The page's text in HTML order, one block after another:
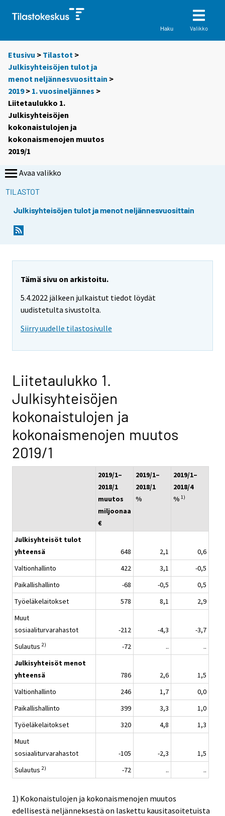
Haku Valikko
Etusivu > Tilastot >
Julkisyhteisöjen tulot ja
menot neljännesvuosittain >
2019> 1. vuosineljännes >
Liitetaulukko 1.
Julkisyhteisöjen
kokonaistulojen ja
kokonaismenojen muutos
2019/1
Avaa valikko
TILASTOT
Julkisyhteisöjen tulot ja menot neljännesvuosittain
Tämä sivu on arkistoitu.
5.4.2022 jälkeen julkaistut tiedot löydät
uudistetulta sivustolta.
Siirry uudelle tilastosivulle
Liitetaulukko 1.
Julkisyhteisöjen
kokonaistulojen ja
kokonaismenojen muutos
2019/1
2019/1–
2018/1
muutos
miljoonaa
€
2019/1–
2018/1
%
2019/1–
2018/4
% 1)
Julkisyhteisöt tulot
yhteensä
648 2,1
0,6
Valtionhallinto
422 3,1
-0,5
Paikallishallinto
-68 -0,5
0,5
Työeläkelaitokset
578 8,1
2,9
Muut
sosiaaliturvarahastot
-212 -4,3
-3,7
Sulautus 2) -72 ..
..
Julkisyhteisöt menot
yhteensä
786 2,6
1,5
Valtionhallinto
246 1,7
0,0
Paikallishallinto
399 3,3
1,0
Työeläkelaitokset
320 4,8
1,3
Muut
sosiaaliturvarahastot
-105 -2,3
1,5
Sulautus 2) -72 .. ..
1) Kokonaistulojen ja kokonaismenojen muutos
edellisestä neljänneksestä on laskettu kausitasoitetuista